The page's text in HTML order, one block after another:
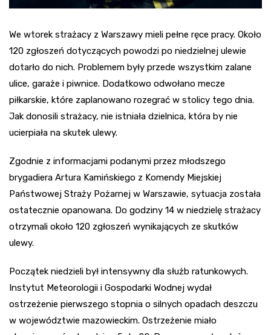
We wtorek strażacy z Warszawy mieli pełne ręce pracy. Około
120 zgłoszeń dotyczących powodzi po niedzielnej ulewie
dotarło do nich. Problemem były przede wszystkim zalane
ulice, garaże i piwnice. Dodatkowo odwołano mecze
piłkarskie, które zaplanowano rozegrać w stolicy tego dnia.
Jak donosili strażacy, nie istniała dzielnica, która by nie
ucierpiała na skutek ulewy.
Zgodnie z informacjami podanymi przez młodszego
brygadiera Artura Kamińskiego z Komendy Miejskiej
Państwowej Straży Pożarnej w Warszawie, sytuacja została
ostatecznie opanowana. Do godziny 14 w niedzielę strażacy
otrzymali około 120 zgłoszeń wynikających ze skutków
ulewy.
Początek niedzieli był intensywny dla służb ratunkowych.
Instytut Meteorologii i Gospodarki Wodnej wydał
ostrzeżenie pierwszego stopnia o silnych opadach deszczu
w województwie mazowieckim. Ostrzeżenie miało